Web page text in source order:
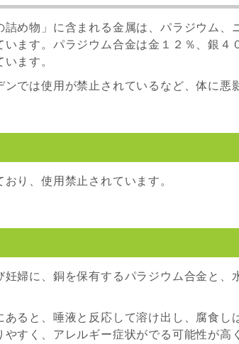
め物」に含まれる金属は、パラジウム、
ます。パラジウム合金は金１２％、銀４
ます。
では使用が禁止されているなど、体に悪
り、使用禁止されています。
婦に、銅を保有するパラジウム合金と、
ると、唾液と反応して溶け出し、腐食し
すく、アレルギー症状がでる可能性が高